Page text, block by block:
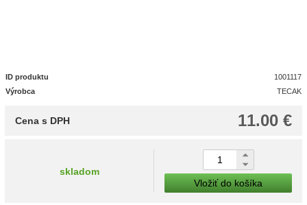
ID produktu
1001117
Výrobca
TECAK
11.00 €
Cena s DPH
skladom
Vložiť do košíka